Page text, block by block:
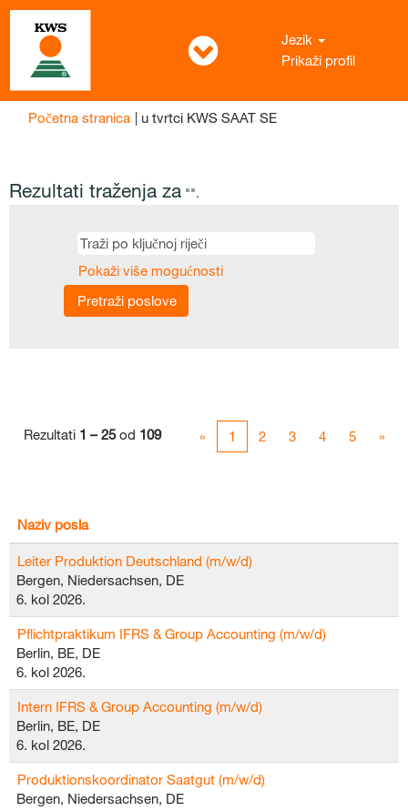
Jezik
Prikaži profil
Početna stranica | u tvrtci KWS SAAT SE(trenutačna
Rezultati traženja za "".
Pokaži više mogućnosti
Rezultati 1 – 25od 109 « 1 2 3 4 5 »
Naziv posla
Leiter Produktion Deutschland (m/w/d)
Bergen, Niedersachsen, DE
6. kol 2026.
Pflichtpraktikum IFRS & Group Accounting (m/w/d)
Berlin, BE, DE
6. kol 2026.
Intern IFRS & Group Accounting (m/w/d)
Berlin, BE, DE
6. kol 2026.
Produktionskoordinator Saatgut (m/w/d)
Bergen, Niedersachsen, DE